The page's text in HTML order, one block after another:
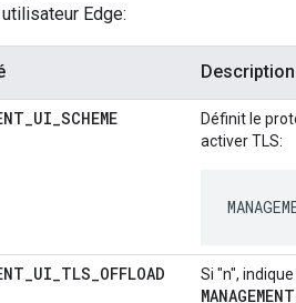
Edge:
Description
_UI_SCHEME
Définit le
activer TLS:
_UI_TLS_OFFLOAD Si "n",